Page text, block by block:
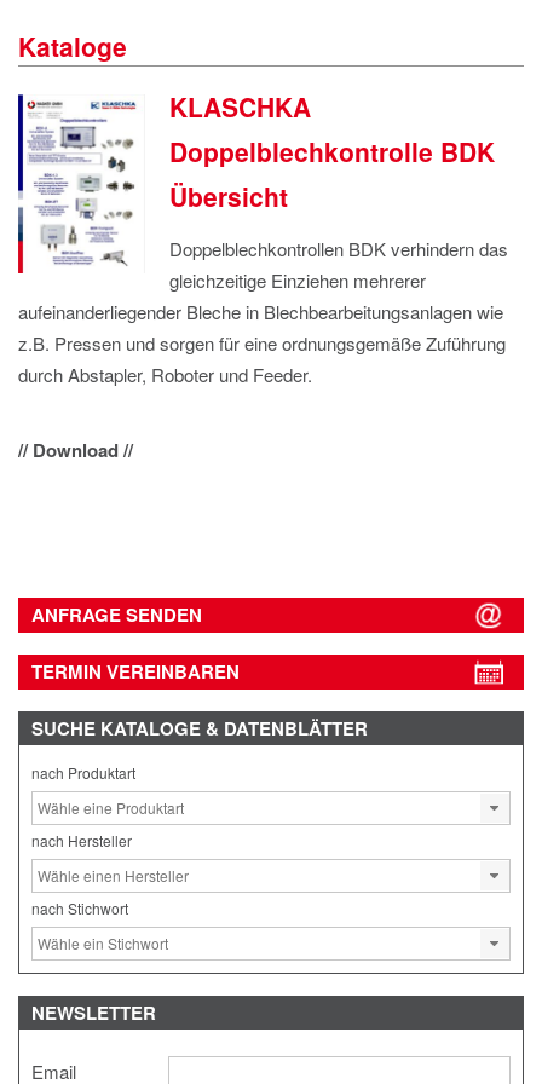
DATENSCHUTZ
Kataloge
KLASCHKA
Doppelblechkontrolle BDK
Übersicht
Doppelblechkontrollen BDK verhindern das
gleichzeitige Einziehen mehrerer
aufeinanderliegender Bleche in Blechbearbeitungsanlagen wie
z.B. Pressen und sorgen für eine ordnungsgemäße Zuführung
durch Abstapler, Roboter und Feeder.
// Download //
ANFRAGE SENDEN
TERMIN VEREINBAREN
SUCHE KATALOGE & DATENBLÄTTER
nach Produktart
nach Hersteller
nach Stichwort
NEWSLETTER
Email